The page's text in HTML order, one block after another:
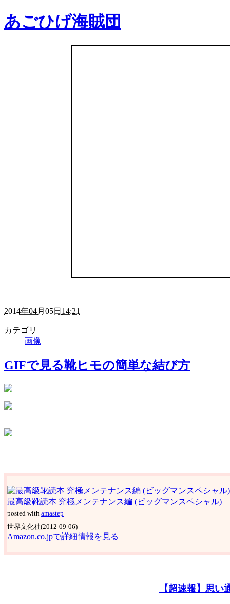
あごひげ海賊団
2014年04月05日 14:21
カテゴリ
画像
GIFで見る靴ヒモの簡単な結び方
最高級靴読本 究極メンテナンス編 (ビッグマンスペシャル)
posted with amastep
世界文化社(2012-09-06)
Amazon.co.jpで詳細情報を見る
【超速報】思